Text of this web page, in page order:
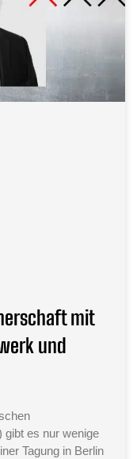
mit
und
es nur wenige
Tagung in Berlin